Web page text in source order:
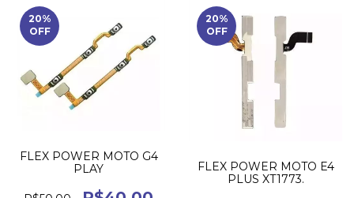
20%
OFF
FLEX POWER MOTO G4
PLAY
20%
OFF
FLEX POWER MOTO E4
PLUS XT1773.